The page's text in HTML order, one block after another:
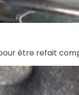
être refait